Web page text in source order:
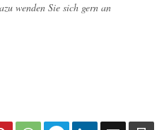
wenden Sie sich gern an